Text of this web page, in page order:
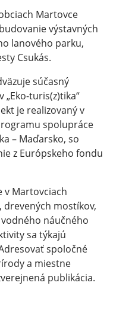
Martovce
výstavných
lanového parku,
Csukás.
súčasný
turis(z)tika“
je realizovaný v
spolupráce
– Maďarsko, so
z Európskeho fondu
v Martovciach
drevených mostíkov,
náučného
sa týkajú
spoločné
a miestne
publikácia.